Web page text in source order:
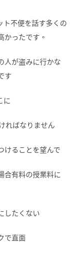
ト不便を話す多くの
かったです。
人が盗みに行かな
す
に
ればなりません
けることを望んで
合有料の授業料に
したくない
で直面